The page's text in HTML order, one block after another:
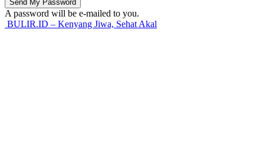
A password will be e-mailed to you.
BULIR.ID – Kenyang Jiwa, Sehat Akal